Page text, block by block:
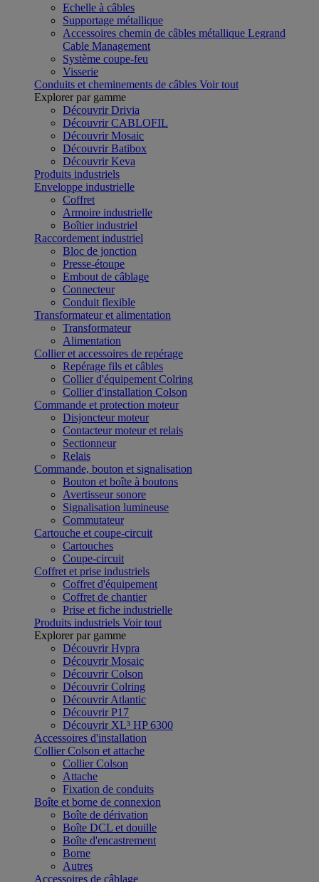
Echelle à câbles
Supportage métallique
Accessoires chemin de câbles métallique Legrand
Cable Management
Système coupe-feu
Visserie
Conduits et cheminements de câbles Voir tout
Explorer par gamme
Découvrir Drivia
Découvrir CABLOFIL
Découvrir Mosaic
Découvrir Batibox
Découvrir Keva
Produits industriels
Enveloppe industrielle
Coffret
Armoire industrielle
Boîtier industriel
Raccordement industriel
Bloc de jonction
Presse-étoupe
Embout de câblage
Connecteur
Conduit flexible
Transformateur et alimentation
Transformateur
Alimentation
Collier et accessoires de repérage
Repérage fils et câbles
Collier d'équipement Colring
Collier d'installation Colson
Commande et protection moteur
Disjoncteur moteur
Contacteur moteur et relais
Sectionneur
Relais
Commande, bouton et signalisation
Bouton et boîte à boutons
Avertisseur sonore
Signalisation lumineuse
Commutateur
Cartouche et coupe-circuit
Cartouches
Coupe-circuit
Coffret et prise industriels
Coffret d'équipement
Coffret de chantier
Prise et fiche industrielle
Produits industriels Voir tout
Explorer par gamme
Découvrir Hypra
Découvrir Mosaic
Découvrir Colson
Découvrir Colring
Découvrir Atlantic
Découvrir P17
Découvrir XL³ HP 6300
Accessoires d'installation
Collier Colson et attache
Collier Colson
Attache
Fixation de conduits
Boîte et borne de connexion
Boîte de dérivation
Boîte DCL et douille
Boîte d'encastrement
Borne
Autres
Accessoires de câblage